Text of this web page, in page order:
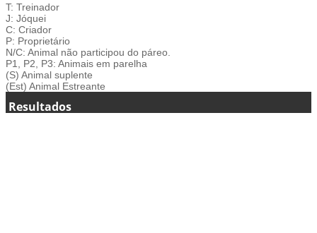
T: Treinador
J: Jóquei
C: Criador
P: Proprietário
N/C: Animal não participou do páreo.
P1, P2, P3: Animais em parelha
(S) Animal suplente
(Est) Animal Estreante
Resultados